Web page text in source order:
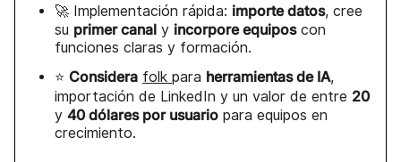
🚀 Implementación rápida: importe datos, cree
su primer canal y incorpore equiposcon
funciones claras y formación.
⭐ Considera folk para herramientas de IA,
importación de LinkedIn y un valor de entre 20
y 40 dólares por usuario para equipos en
crecimiento.